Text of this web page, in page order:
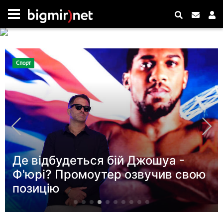
Новини
Українці висловилися щодо
тривалості війни - опитування